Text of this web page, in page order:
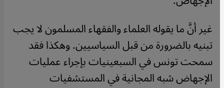
غير أنَّ ما يقوله العلماء والفقهاء المسلمون لا يجب
تبنيه بالضرورة من قبل السياسيين. وهكذا فقد
سمحت تونس في السبعينيات بإجراء عمليات
الإجهاض شبه المجانية في المستشفيات